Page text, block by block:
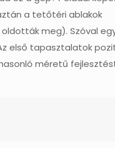
a tetőtéri ablakok
meg). Szóval
első tapasztalatok
méretű